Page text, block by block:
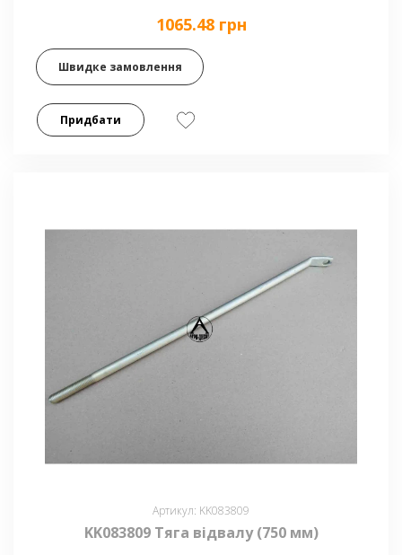
1065.48 грн
Швидке замовлення
Придбати
Артикул: KK083809
KK083809 Тяга відвалу (750 мм)